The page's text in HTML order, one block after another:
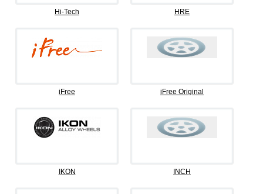
Hi-Tech HRE
iFree iFree Original
IKON INCH